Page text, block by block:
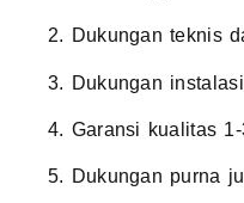
2. Dukungan teknis
3. Dukungan
4. Garansi kualitas
5. Dukungan purna